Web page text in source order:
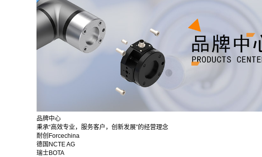
品牌中心
秉承“高效专业，服务客户，创新发展”的经营理念
耐创Forcechina
德国NCTE AG
瑞士BOTA